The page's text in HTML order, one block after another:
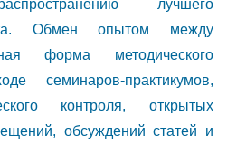
лучшего
Обмен опытом между
форма методического
семинаров-практикумов,
контроля, открытых
обсуждений статей и